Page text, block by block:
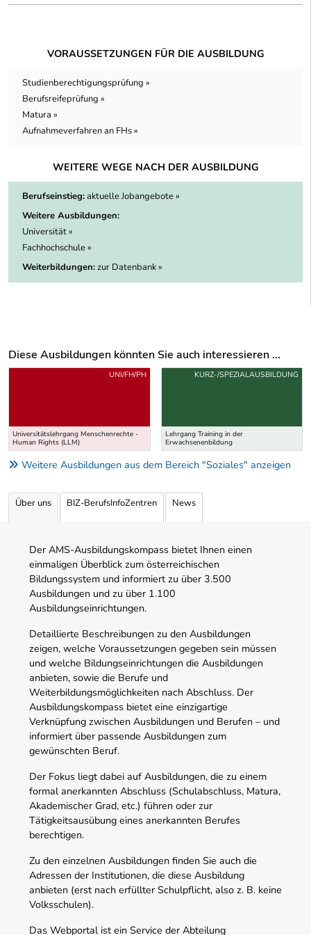
VORAUSSETZUNGEN FÜR DIE AUSBILDUNG
Studienberechtigungsprüfung »
Berufsreifeprüfung »
Matura »
Aufnahmeverfahren an FHs »
WEITERE WEGE NACH DER AUSBILDUNG
Berufseinstieg:aktuelle Jobangebote »
Weitere Ausbildungen:
Universität »
Fachhochschule »
Weiterbildungen:zur Datenbank »
Diese Ausbildungen könnten Sie auch interessieren ...
Uber weitere Ausbildungsvorschläge
Universitätslehrgang Menschenrechte -
Human Rights (LLM)
UNI/FH/PH
Lehrgang Training in der
Erwachsenenbildung
KURZ-/SPEZIALAUSBILDUNG
Weitere Ausbildungen aus dem Bereich "Soziales" anzeigen
Über uns BIZ-BerufsInfoZentren News
Der AMS-Ausbildungskompass bietet Ihnen einen
einmaligen Überblick zum österreichischen
Bildungssystem und informiert zu über 3.500
Ausbildungen und zu über 1.100
Ausbildungseinrichtungen.
Detaillierte Beschreibungen zu den Ausbildungen
zeigen, welche Voraussetzungen gegeben sein müssen
und welche Bildungseinrichtungen die Ausbildungen
anbieten, sowie die Berufe und
Weiterbildungsmöglichkeiten nach Abschluss. Der
Ausbildungskompass bietet eine einzigartige
Verknüpfung zwischen Ausbildungen und Berufen – und
informiert über passende Ausbildungen zum
gewünschten Beruf.
Der Fokus liegt dabei auf Ausbildungen, die zu einem
formal anerkannten Abschluss (Schulabschluss, Matura,
Akademischer Grad, etc.) führen oder zur
Tätigkeitsausübung eines anerkannten Berufes
berechtigen.
Zu den einzelnen Ausbildungen finden Sie auch die
Adressen der Institutionen, die diese Ausbildung
anbieten (erst nach erfüllter Schulpflicht, also z. B. keine
Volksschulen).
Das Webportal ist ein Service der Abteilung